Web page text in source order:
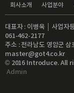
회사소개 사업분야
대표자 : 이병욱 │ 사업
061-462-2177
주소 : 전라남도 영암군
master@got4.co.kr
© 2016 Introduce. All
Admin